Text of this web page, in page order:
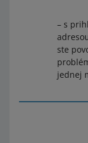
– s
ste
jednej